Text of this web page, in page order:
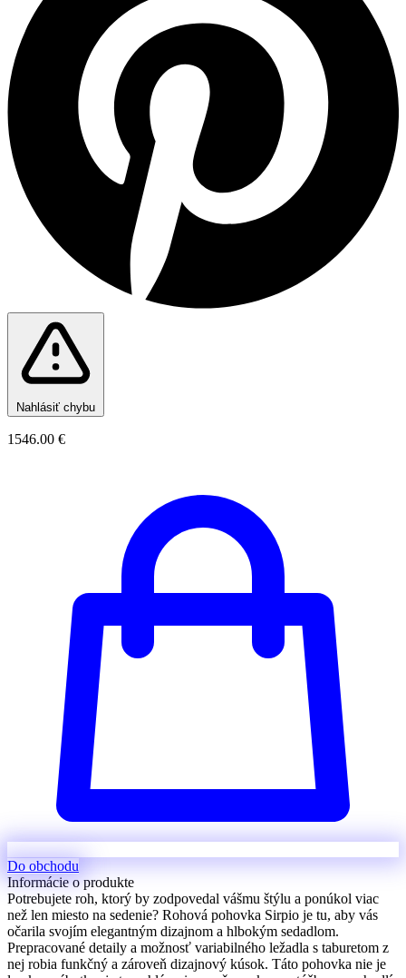
Nahlásiť chybu
1546.00 €
Do obchodu
Informácie o produkte
Potrebujete roh, ktorý by zodpovedal vášmu štýlu a ponúkol viac
než len miesto na sedenie? Rohová pohovka Sirpio je tu, aby vás
očarila svojím elegantným dizajnom a hlbokým sedadlom.
Prepracované detaily a možnosť variabilného ležadla s taburetom z
nej robia funkčný a zároveň dizajnový kúsok. Táto pohovka nie je